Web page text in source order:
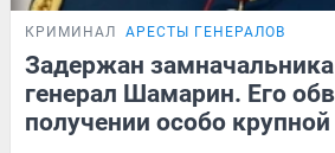
КРИМИНАЛ АРЕСТЫ ГЕНЕРАЛОВ
Задержан
генерал Шамарин. Его
получении особо